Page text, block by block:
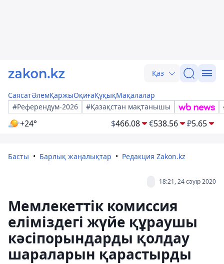
Қаз
СаясатӘлемҚаржыОқиғаҚұқықМақалалар
#Референдум-2026
#Қазақстан мақтанышы
+24° $466.08 €538.56 ₽5.65
Басты Барлық жаңалықтар Редакция Zakon.kz
18:21, 24 сәуір 2020
Мемлекеттік комиссия
еліміздегі жүйе құраушы
кәсіпорындарды қолдау
шараларын қарастырды